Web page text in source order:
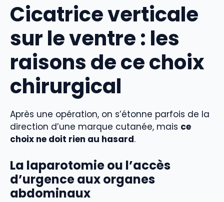
Cicatrice verticale
sur le ventre : les
raisons de ce choix
chirurgical
Après une opération, on s’étonne parfois de la
direction d’une marque cutanée, mais ce
choix ne doit rien au hasard.
La laparotomie ou l’accès
d’urgence aux organes
abdominaux